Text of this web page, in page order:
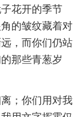
花开的季节
的皱纹藏着对
，而你们仍站
那些青葱岁
；你们用对我